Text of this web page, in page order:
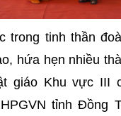
trong tinh thần
hứa hẹn nhiều
giáo Khu vực III
tỉnh Đồng